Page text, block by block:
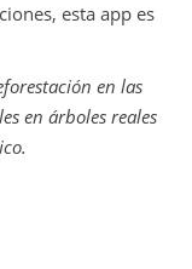
esta app es
en las
en árboles reales